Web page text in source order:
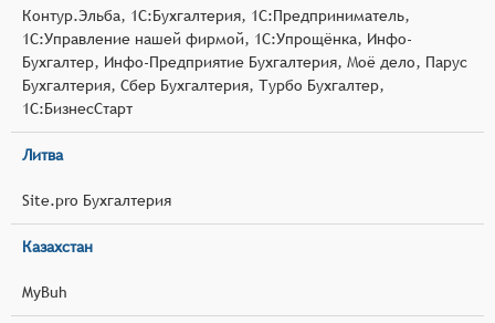
Контур.Эльба, 1С:Бухгалтерия, 1С:Предприниматель,
1С:Управление нашей фирмой, 1С:Упрощёнка, Инфо-
Бухгалтер, Инфо-Предприятие Бухгалтерия, Моё дело, Парус
Бухгалтерия, Сбер Бухгалтерия, Турбо Бухгалтер,
1С:БизнесСтарт
Литва
Site.pro Бухгалтерия
Казахстан
MyBuh